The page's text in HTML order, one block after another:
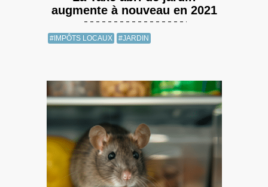
augmente à nouveau en 2021
#IMPÔTS LOCAUX #JARDIN